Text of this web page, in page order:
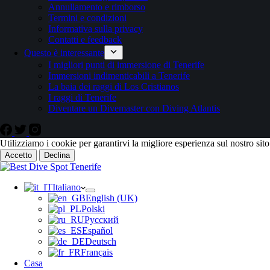
Annullamento e rimborso
Termini e condizioni
Informativa sulla privacy
Contatti e feedback
Questo è interessante
I migliori punti di immersione di Tenerife
Immersioni indimenticabili a Tenerife
La baia dei raggi di Los Cristianos
I raggi di Tenerife
Diventare un Divemaster con Diving Atlantis
Utilizziamo i cookie per garantirvi la migliore esperienza sul nostro
Accetto Declina
Italiano
English (UK)
Polski
Русский
Español
Deutsch
Français
Casa